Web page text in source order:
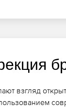
взгляд